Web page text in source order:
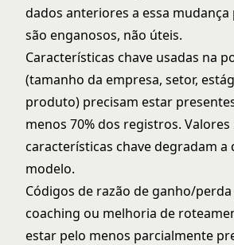
dados anteriores a essa
são enganosos, não úteis.
Características chave usadas na
(tamanho da empresa, setor,
produto) precisam estar
menos 70% dos registros.
características chave degradam a
modelo.
Códigos de razão de ganho/
coaching ou melhoria de
estar pelo menos parcialmente